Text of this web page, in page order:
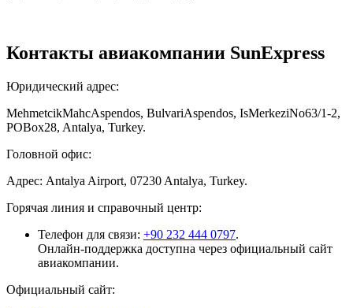
Контакты авиакомпании SunExpress
Юридический адрес:
MehmetcikMahcAspendos, BulvariAspendos, IsMerkeziNo63/1-2,
POBox28, Antalya, Turkey.
Головной офис:
Адрес: Antalya Airport, 07230 Antalya, Turkey.
Горячая линия и справочный центр:
Телефон для связи: +90 232 444 0797.
Онлайн-поддержка доступна через официальный сайт
авиакомпании.
Официальный сайт: